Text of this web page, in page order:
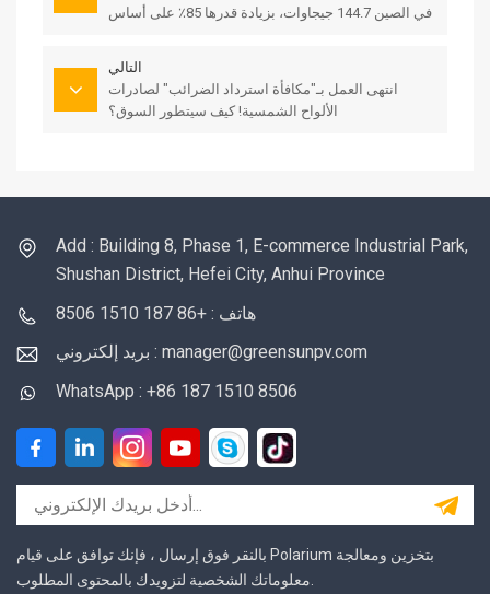
في الصين 144.7 جيجاوات، بزيادة قدرها 85٪ على أساس
التالي
انتهى العمل بـ"مكافأة استرداد الضرائب" لصادرات
الألواح الشمسية! كيف سيتطور السوق؟
Add : Building 8, Phase 1, E-commerce Industrial Park,
Shushan District, Hefei City, Anhui Province
هاتف : +86 187 1510 8506
بريد إلكتروني : manager@greensunpv.com
WhatsApp : +86 187 1510 8506
بالنقر فوق إرسال ، فإنك توافق على قيام Polarium بتخزين ومعالجة